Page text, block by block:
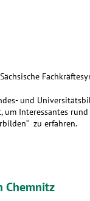
und
Interessantes rund
zu erfahren.
Chemnitz